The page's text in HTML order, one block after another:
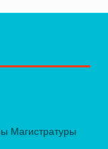
Магистратуры